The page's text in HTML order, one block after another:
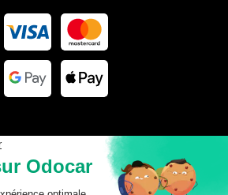
particulièrement la base de donnée
être copiées. Il est interdit d’exploiter les
données complète, de laisser un tiers les